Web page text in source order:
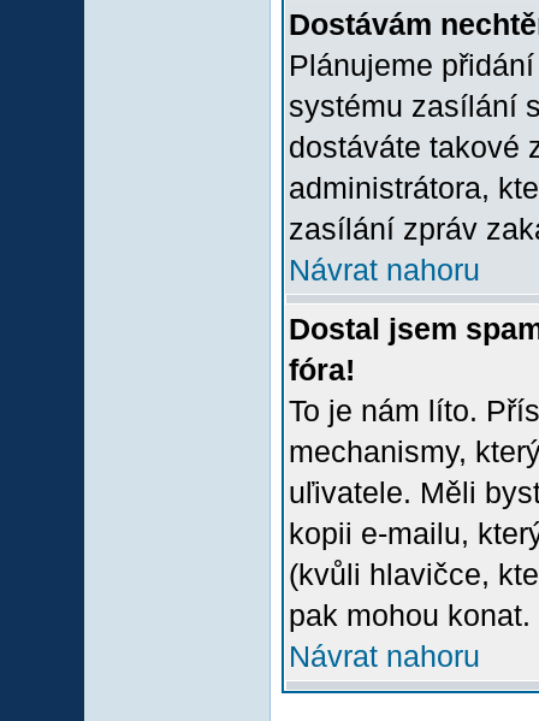
Dostávám
Plánujeme
systému zasílání
dostáváte takové
administrátora,
zasílání zpráv
Návrat nahoru
Dostal jsem
fóra!
To je nám líto.
mechanismy,
uľivatele. Měli
kopii e-mailu,
(kvůli hlavičce,
pak mohou konat.
Návrat nahoru